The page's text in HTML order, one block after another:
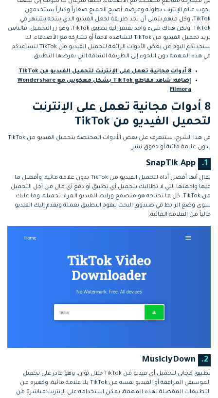
رؤى التحرير
تعلم المعرفة الأساسية في تحرير
الفيديو
إنشاء تأثيرات خاصة
بنفسك
اكتشف كيفية إنشاء تأثيرات خاصة
تابع Filmora على:
التعاون
search
يجوب عالم الإنترنت بطوله وعرضه. أصبح الجميع صغاراً وكباراً يستخدمون
TikTok، وكل منهم يتمنى أن يجد طريقة لجعل الفيديو الذي ينتجه يشتهر في
TikTok. ولكن هناك شيء واحد يفتقر إليه تطبيق TikTok، وهو زر التحميل. فالناس
تريد تحميل الفيديو من TikTok لتشاهده لاحقاً أو تشاركه مع الأصدقاء. لذا
سنحدثكم اليوم عن بعض الأدوات الرائعة لتحميل الفيديو من TikTok لتساعدكم
في هذه المهمة دون اللجوء إلى الطريقة الشاقة التي يفرضها التطبيق.
8 أدوات مجانية تعمل على الإنترنت لتحميل الفيديو من TikTok
إضافة: شاهد مقاطع TikTok بشكل معكوس مع Wondershare
Filmora
8 أدوات مجانية تعمل على الإنترنت
لتحميل الفيديو من TikTok
في هذا الشرح، ستتعرف على بعض الأدوات المختصة بتحميل الفيديو من TikTok
بدون علامة مائية أو حقوق نشر.
1.
SnapTik App
يقال أنها أفضل أداة لتحميل الفيديو من TikTok بدون علامة مائية، وأفضل ما
فيها واجهتها التي لا تطالبك بتحميل أي تطبيق أو دفع أي مال من أجل التحميل
من TikTok. كل ما تحتاجه هو متصفح ورابط للفيديو المراد تحميله، وما عليك
سوى وضع الرابط في صندوق البحث ليقوم التطبيق بعمله ويقدم إليك الفيديو
خالياً من العلامة المائية.
2.
تطبيق مجاني لتحميل أي فيديو من TikTok خلال ثوان، وهو قادر على تحميل
الموسيقى المرافقة أو الفيديو نفسه من TikTok بلا علامة مائية. وكغيره من
التطبيقات المفضلة لهذه المهمة، يمكن استخدامه على الإنترنت مباشرة من